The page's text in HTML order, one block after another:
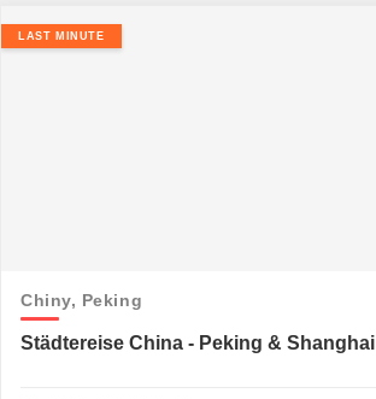
LAST MINUTE
Chiny, Peking
Städtereise China - Peking & Shanghai